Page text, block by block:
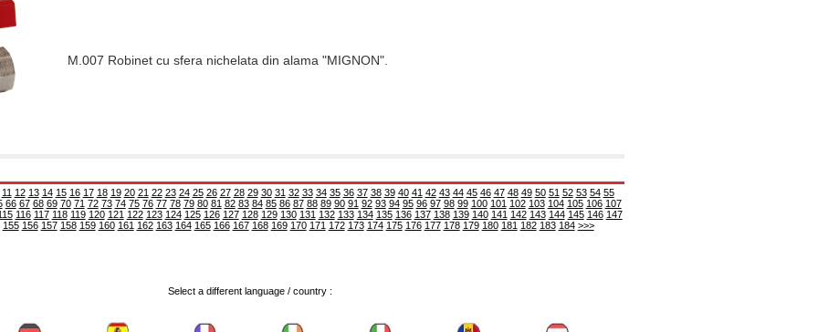
M.007 Robinet cu sfera nichelata din alama "MIGNON".
11 12 13 14 15 16 17 18 19 20 21 22 23 24 25 26 27 28 29 30 31 32 33 34 35 36 37 38 39 40 41 42 43 44 45 46 47 48 49 50 51 52 53 54 55
66 67 68 69 70 71 72 73 74 75 76 77 78 79 80 81 82 83 84 85 86 87 88 89 90 91 92 93 94 95 96 97 98 99 100 101 102 103 104 105 106 107
116 117 118 119 120 121 122 123 124 125 126 127 128 129 130 131 132 133 134 135 136 137 138 139 140 141 142 143 144 145 146 147
155 156 157 158 159 160 161 162 163 164 165 166 167 168 169 170 171 172 173 174 175 176 177 178 179 180 181 182 183 184 >>>
Select a different language / country :